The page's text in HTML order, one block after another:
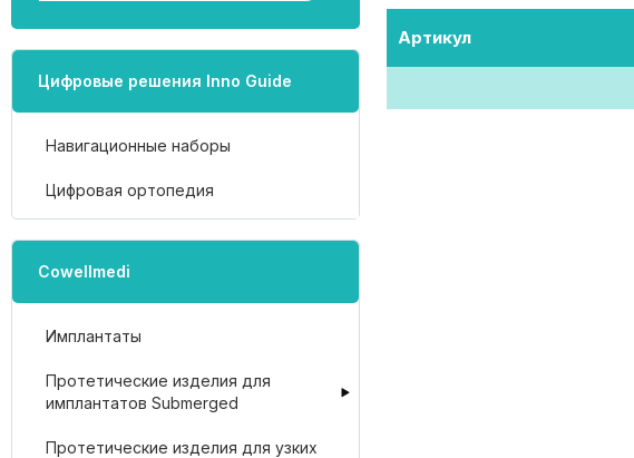
Цифровые решения Inno Guide
Навигационные наборы
Цифровая ортопедия
Cowellmedi
Имплантаты
Протетические изделия для
имплантатов Submerged
Протетические изделия для узких
Артикул